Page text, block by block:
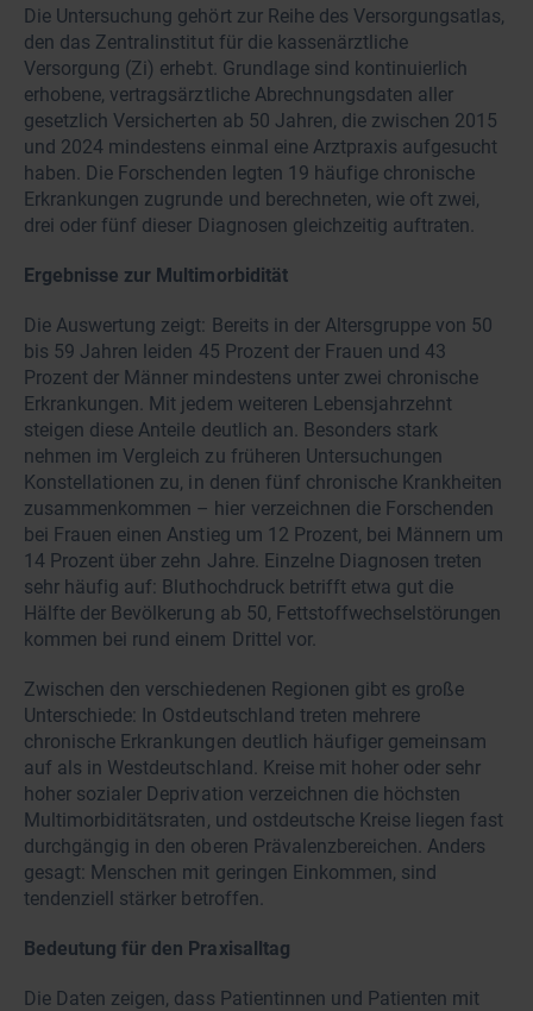
Die Untersuchung gehört zur Reihe des Versorgungsatlas,
den das Zentralinstitut für die kassenärztliche
Versorgung (Zi) erhebt. Grundlage sind kontinuierlich
erhobene, vertragsärztliche Abrechnungsdaten aller
gesetzlich Versicherten ab 50 Jahren, die zwischen 2015
und 2024 mindestens einmal eine Arztpraxis aufgesucht
haben. Die Forschenden legten 19 häufige chronische
Erkrankungen zugrunde und berechneten, wie oft zwei,
drei oder fünf dieser Diagnosen gleichzeitig auftraten.
Ergebnisse zur Multimorbidität
Die Auswertung zeigt: Bereits in der Altersgruppe von 50
bis 59 Jahren leiden 45 Prozent der Frauen und 43
Prozent der Männer mindestens unter zwei chronische
Erkrankungen. Mit jedem weiteren Lebensjahrzehnt
steigen diese Anteile deutlich an. Besonders stark
nehmen im Vergleich zu früheren Untersuchungen
Konstellationen zu, in denen fünf chronische Krankheiten
zusammenkommen – hier verzeichnen die Forschenden
bei Frauen einen Anstieg um 12 Prozent, bei Männern um
14 Prozent über zehn Jahre. Einzelne Diagnosen treten
sehr häufig auf: Bluthochdruck betrifft etwa gut die
Hälfte der Bevölkerung ab 50, Fettstoffwechselstörungen
kommen bei rund einem Drittel vor.
Zwischen den verschiedenen Regionen gibt es große
Unterschiede: In Ostdeutschland treten mehrere
chronische Erkrankungen deutlich häufiger gemeinsam
auf als in Westdeutschland. Kreise mit hoher oder sehr
hoher sozialer Deprivation verzeichnen die höchsten
Multimorbiditätsraten, und ostdeutsche Kreise liegen fast
durchgängig in den oberen Prävalenzbereichen. Anders
gesagt: Menschen mit geringen Einkommen, sind
tendenziell stärker betroffen.
Bedeutung für den Praxisalltag
Die Daten zeigen, dass Patientinnen und Patienten mit